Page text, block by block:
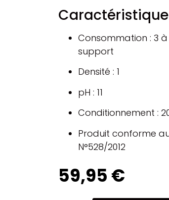
Consommation : 3
support
Densité : 1
pH : 11
Conditionnement :
Produit conforme
N°528/2012
59,95 €